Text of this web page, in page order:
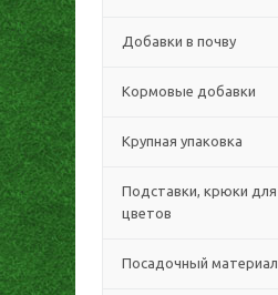
Добавки в почву
Кормовые добавки
Крупная упаковка
Подставки, крюки для
цветов
Посадочный материал